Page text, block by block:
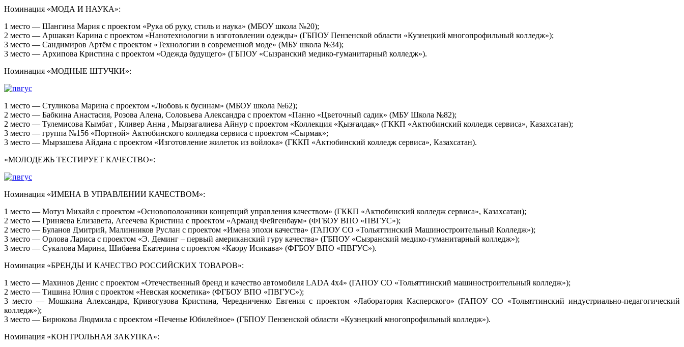
Номинация «МОДА И НАУКА»:
1 место — Шангина Мария с проектом «Рука об руку, стиль и наука» (МБОУ школа №20);
2 место — Аршакян Карина с проектом «Нанотехнологии в изготовлении одежды» (ГБПОУ Пензенской области «Кузнецкий многопрофильный колледж»);
3 место — Сандимиров Артём с проектом «Технологии в современной моде» (МБУ школа №34);
3 место — Архипова Кристина с проектом «Одежда будущего» (ГБПОУ «Сызранский медико-гуманитарный колледж»).
Номинация «МОДНЫЕ ШТУЧКИ»:
1 место — Стуликова Марина с проектом «Любовь к бусинам» (МБОУ школа №62);
2 место — Бабкина Анастасия, Розова Алена, Соловьева Александра с проектом «Панно «Цветочный садик» (МБУ Школа №82);
2 место — Тулемисова Кымбат , Кливер Анна , Мырзагалиева Айнур с проектом «Коллекция «Қызғалдақ» (ГККП «Актюбинский колледж сервиса», Казахсатан);
3 место — группа №156 «Портной» Актюбинского колледжа сервиса с проектом «Сырмак»;
3 место — Мырзашева Айдана с проектом «Изготовление жилеток из войлока» (ГККП «Актюбинский колледж сервиса», Казахсатан).
«МОЛОДЕЖЬ ТЕСТИРУЕТ КАЧЕСТВО»:
Номинация «ИМЕНА В УПРАВЛЕНИИ КАЧЕСТВОМ»:
1 место — Мотуз Михайл с проектом «Основоположники концепций управления качеством» (ГККП «Актюбинский колледж сервиса», Казахсатан);
2 место — Гриняева Елизавета, Агеечева Кристина с проектом «Арманд Фейгенбаум» (ФГБОУ ВПО «ПВГУС»);
2 место — Буланов Дмитрий, Малинников Руслан с проектом «Имена эпохи качества» (ГАПОУ СО «Тольяттинский Машиностроительный Колледж»);
3 место — Орлова Лариса с проектом «Э. Деминг – первый американский гуру качества» (ГБПОУ «Сызранский медико-гуманитарный колледж»);
3 место — Сукалова Марина, Шибаева Екатерина с проектом «Каору Исикава» (ФГБОУ ВПО «ПВГУС»).
Номинация «БРЕНДЫ И КАЧЕСТВО РОССИЙСКИХ ТОВАРОВ»:
1 место — Махинов Денис с проектом «Отечественный бренд и качество автомобиля LADA 4х4» (ГАПОУ СО «Тольяттинский машиностроительный колледж»);
2 место — Тишина Юлия с проектом «Невская косметика» (ФГБОУ ВПО «ПВГУС»);
3 место — Мошкина Александра, Кривогузова Кристина, Чередниченко Евгения с проектом «Лаборатория Касперского» (ГАПОУ СО «Тольяттинский индустриально-педагогический
колледж»);
3 место — Бирюкова Людмила с проектом «Печенье Юбилейное» (ГБПОУ Пензенской области «Кузнецкий многопрофильный колледж»).
Номинация «КОНТРОЛЬНАЯ ЗАКУПКА»: